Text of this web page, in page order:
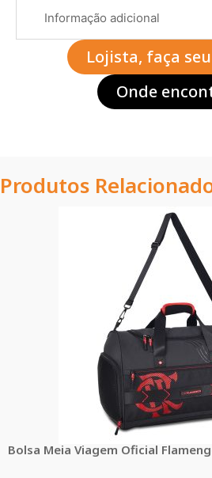
Informação adicional
Lojista, faça
Onde
Produtos
Bolsa Meia Viagem Oficial